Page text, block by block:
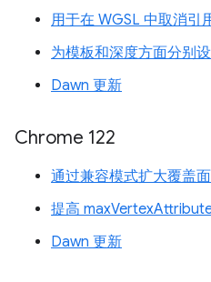
用于在 WGSL 中取消引
为模板和深度方面分别
Dawn 更新
Chrome 122
通过兼容模式扩大覆盖
提高
Dawn 更新